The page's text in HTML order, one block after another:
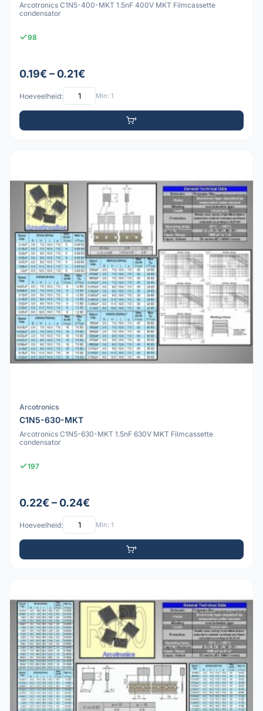
Arcotronics C1N5-400-MKT 1.5nF 400V MKT Filmcassette
condensator
98
0.19€ – 0.21€
Hoeveelheid: Min: 1
Arcotronics
C1N5-630-MKT
Arcotronics C1N5-630-MKT 1.5nF 630V MKT Filmcassette
condensator
197
0.22€ – 0.24€
Hoeveelheid: Min: 1